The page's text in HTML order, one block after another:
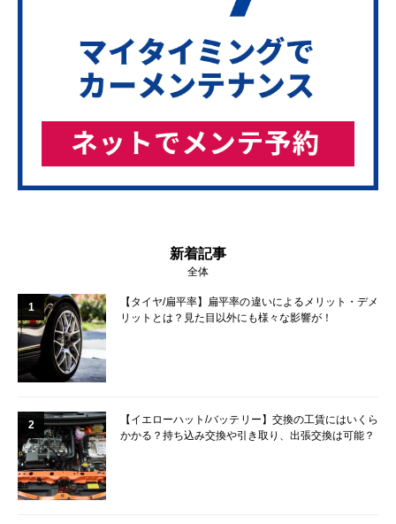
新着記事
全体
1
【タイヤ/扁平率】扁平率の違いによるメリット・デメ
リットとは？見た目以外にも様々な影響が！
2
【イエローハット/バッテリー】交換の工賃にはいくら
かかる？持ち込み交換や引き取り、出張交換は可能？